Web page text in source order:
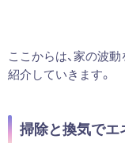
ここからは、家の波
紹介していきます。
掃除と換気で